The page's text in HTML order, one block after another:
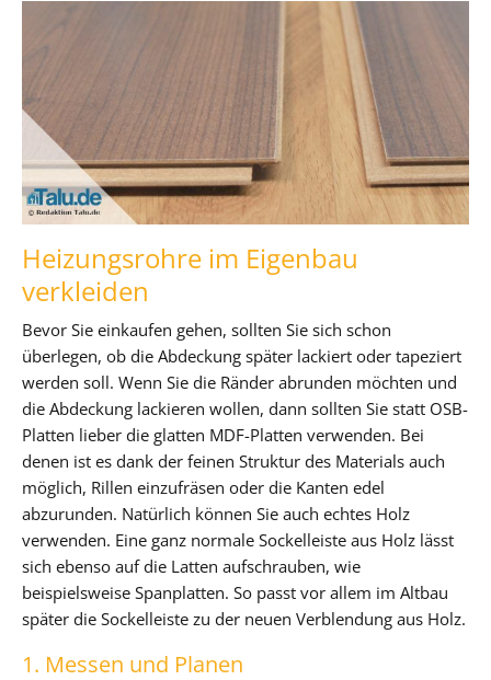
Heizungsrohre im Eigenbau
verkleiden
Bevor Sie einkaufen gehen, sollten Sie sich schon
überlegen, ob die Abdeckung später lackiert oder tapeziert
werden soll. Wenn Sie die Ränder abrunden möchten und
die Abdeckung lackieren wollen, dann sollten Sie statt OSB-
Platten lieber die glatten MDF-Platten verwenden. Bei
denen ist es dank der feinen Struktur des Materials auch
möglich, Rillen einzufräsen oder die Kanten edel
abzurunden. Natürlich können Sie auch echtes Holz
verwenden. Eine ganz normale Sockelleiste aus Holz lässt
sich ebenso auf die Latten aufschrauben, wie
beispielsweise Spanplatten. So passt vor allem im Altbau
später die Sockelleiste zu der neuen Verblendung aus Holz.
1. Messen und Planen